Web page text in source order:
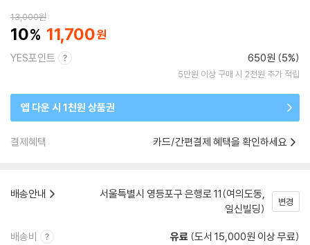
13,000원
10 11,700
YES포인트 650원 (5%)
5만원 이상 구매 시 2천원 추가 적립
앱 다운 시 1천원 상품권
결제혜택 카드/간편결제 혜택을 확인하세요
배송안내
서울특별시 영등포구 은행로 11(여의도동,
일신빌딩)
변경
배송비 유료 (도서 15,000원 이상 무료)